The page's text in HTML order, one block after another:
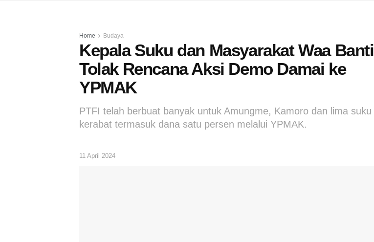
Home Budaya
Kepala Suku dan Masyarakat Waa Banti
Tolak Rencana Aksi Demo Damai ke
YPMAK
PTFI telah berbuat banyak untuk Amungme, Kamoro dan lima suku
kerabat termasuk dana satu persen melalui YPMAK.
11 April 2024